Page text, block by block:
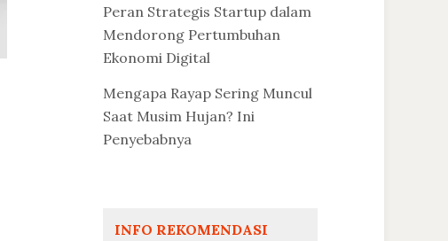
Peran Strategis Startup dalam
Mendorong Pertumbuhan
Ekonomi Digital
Mengapa Rayap Sering Muncul
Saat Musim Hujan? Ini
Penyebabnya
INFO REKOMENDASI